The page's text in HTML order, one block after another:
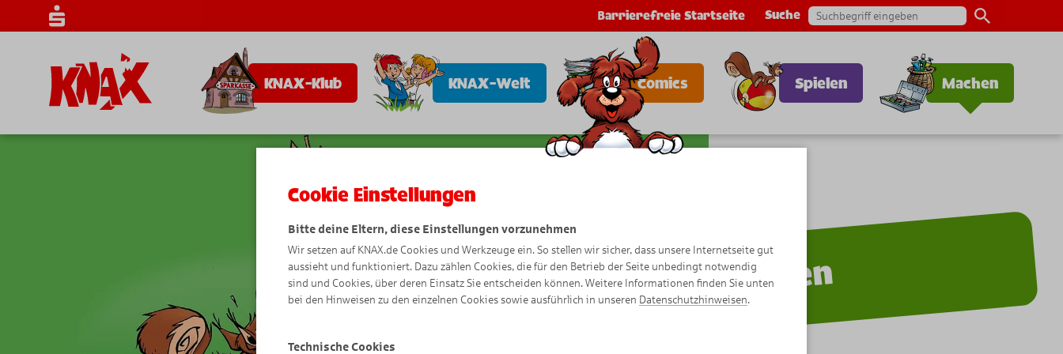
Barrierefreie Startseite Suche
KNAX-Klub KNAX-Welt Comics Spielen Machen
Machen
Cookie Einstellungen
Bitte deine Eltern, diese Einstellungen vorzunehmen
Wir setzen auf KNAX.de Cookies und Werkzeuge ein. So stellen wir sicher, dass unsere Internetseite gut
aussieht und funktioniert. Dazu zählen Cookies, die für den Betrieb der Seite unbedingt notwendig
sind und Cookies, über deren Einsatz Sie entscheiden können. Weitere Informationen finden Sie unten
bei den Hinweisen zu den einzelnen Cookies sowie ausführlich in unseren Datenschutzhinweisen.
Technische Cookies